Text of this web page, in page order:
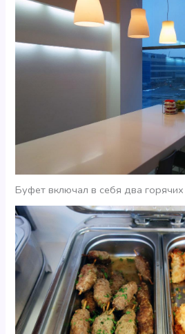
Буфет включал в себя два